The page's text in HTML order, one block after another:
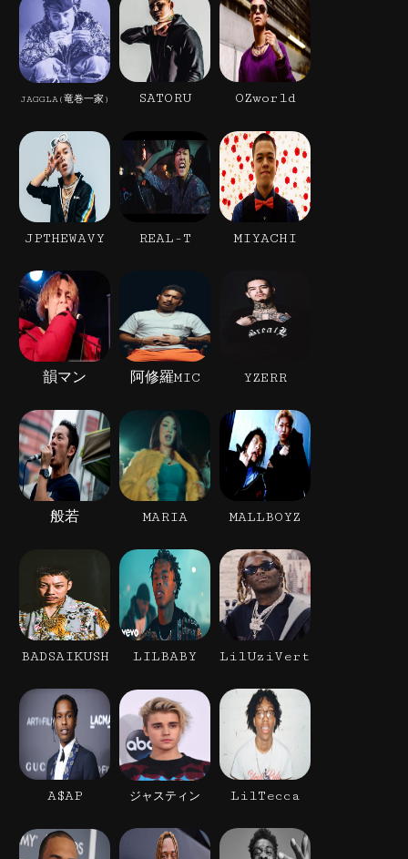
JAGGLA(竜巻一家) SATORU OZworld
JPTHEWAVY REAL-T MIYACHI
韻マン 阿修羅MIC YZERR
般若 MARIA MALLBOYZ
BADSAIKUSH LILBABY LilUziVert
A$AP ジャスティン LilTecca